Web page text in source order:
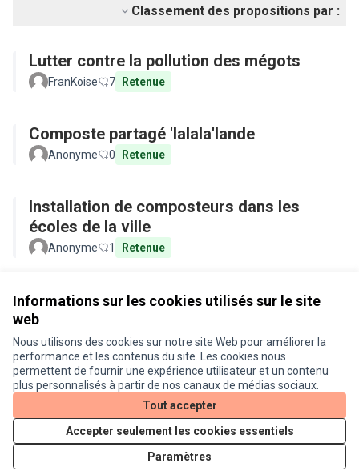
Informations sur les cookies utilisés sur le site
web
Nous utilisons des cookies sur notre site Web pour améliorer la
performance et les contenus du site. Les cookies nous
permettent de fournir une expérience utilisateur et un contenu
plus personnalisés à partir de nos canaux de médias sociaux.
Tout accepter
Accepter seulement les cookies essentiels
Paramètres
Classement des propositions par :
Lutter contre la pollution des mégots
FranKoise 7 Retenue
Composte partagé 'lalala'lande
Anonyme 0 Retenue
Installation de composteurs dans les
écoles de la ville
Anonyme 1 Retenue
Conditions d'utilisation
Paramètres des cookies
Je participe ! sur X
(Lien externe)
Je participe ! sur Facebook
Je participe ! sur Instagram
Site réalisé grâce aulogiciel libre Decidim .
Licence
(Lien